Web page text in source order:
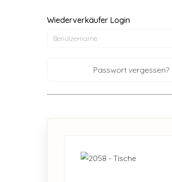
Wiederverkäufer Login
Benutzername
Passwort vergessen?